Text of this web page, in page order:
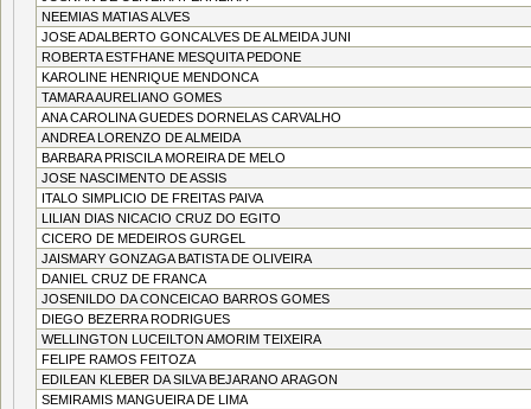
NEEMIAS MATIAS ALVES
JOSE ADALBERTO GONCALVES DE ALMEIDA JUNI
ROBERTA ESTFHANE MESQUITA PEDONE
KAROLINE HENRIQUE MENDONCA
TAMARA AURELIANO GOMES
ANA CAROLINA GUEDES DORNELAS CARVALHO
ANDREA LORENZO DE ALMEIDA
BARBARA PRISCILA MOREIRA DE MELO
JOSE NASCIMENTO DE ASSIS
ITALO SIMPLICIO DE FREITAS PAIVA
LILIAN DIAS NICACIO CRUZ DO EGITO
CICERO DE MEDEIROS GURGEL
JAISMARY GONZAGA BATISTA DE OLIVEIRA
DANIEL CRUZ DE FRANCA
JOSENILDO DA CONCEICAO BARROS GOMES
DIEGO BEZERRA RODRIGUES
WELLINGTON LUCEILTON AMORIM TEIXEIRA
FELIPE RAMOS FEITOZA
EDILEAN KLEBER DA SILVA BEJARANO ARAGON
SEMIRAMIS MANGUEIRA DE LIMA